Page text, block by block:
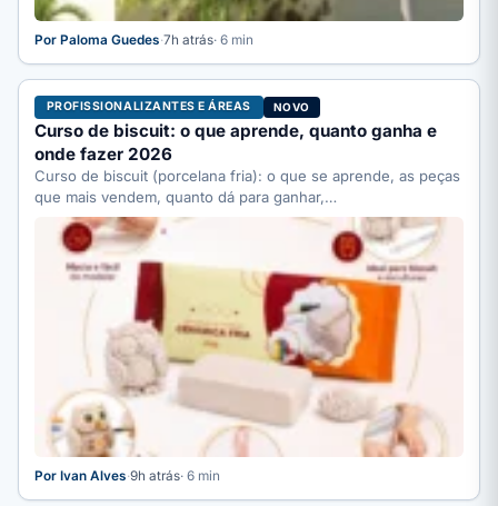
Por Paloma Guedes·7h atrás· 6 min
PROFISSIONALIZANTES E ÁREAS NOVO
Curso de biscuit: o que aprende, quanto ganha e
onde fazer 2026
Curso de biscuit (porcelana fria): o que se aprende, as peças
que mais vendem, quanto dá para ganhar,…
Por Ivan Alves·9h atrás· 6 min